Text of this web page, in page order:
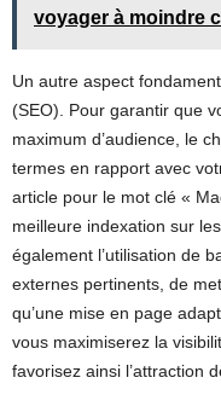
voyager à moindre
Un autre aspect
(SEO). Pour garantir que
maximum d’audience, le
termes en rapport avec
article pour le mot clé «
meilleure indexation sur
également l’utilisation de
externes pertinents, de
qu’une mise en page
vous maximiserez la
favorisez ainsi l’attraction